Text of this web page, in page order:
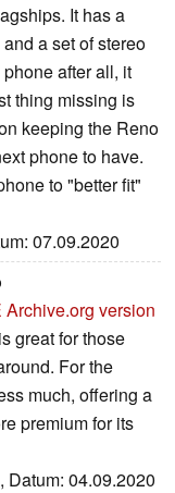
It has a
a set of stereo
after all, it
thing missing is
keeping the Reno
phone to have.
to "better fit"
07.09.2020
Archive.org version
great for those
For the
much, offering a
premium for its
Datum: 04.09.2020